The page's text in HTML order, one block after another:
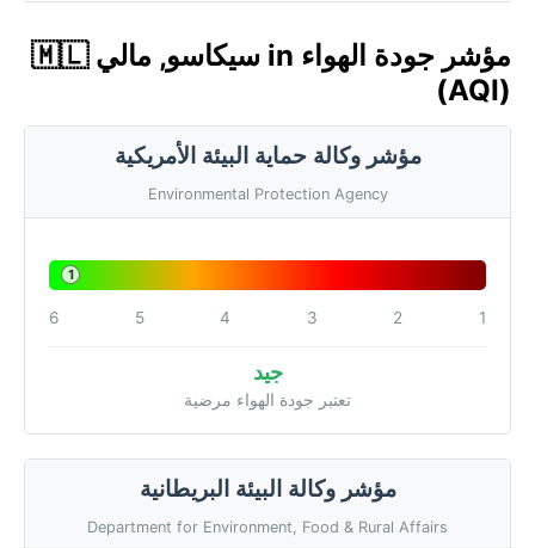
مؤشر جودة الهواء in سيكاسو, مالي 🇲🇱
(AQI)
مؤشر وكالة حماية البيئة الأمريكية
Environmental Protection Agency
1
1
2
3
4
5
6
جيد
تعتبر جودة الهواء مرضية
مؤشر وكالة البيئة البريطانية
Department for Environment, Food & Rural Affairs